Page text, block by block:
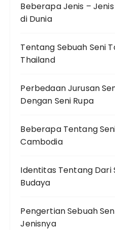
Beberapa Jenis –
di Dunia
Tentang Sebuah Seni
Thailand
Perbedaan Jurusan
Dengan Seni Rupa
Beberapa Tentang
Cambodia
Identitas Tentang Dari
Budaya
Pengertian Sebuah
Jenisnya